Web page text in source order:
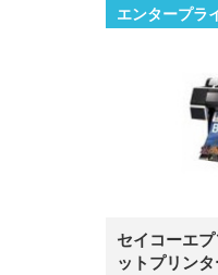
エンタープラ
セイコーエ
ットプリン